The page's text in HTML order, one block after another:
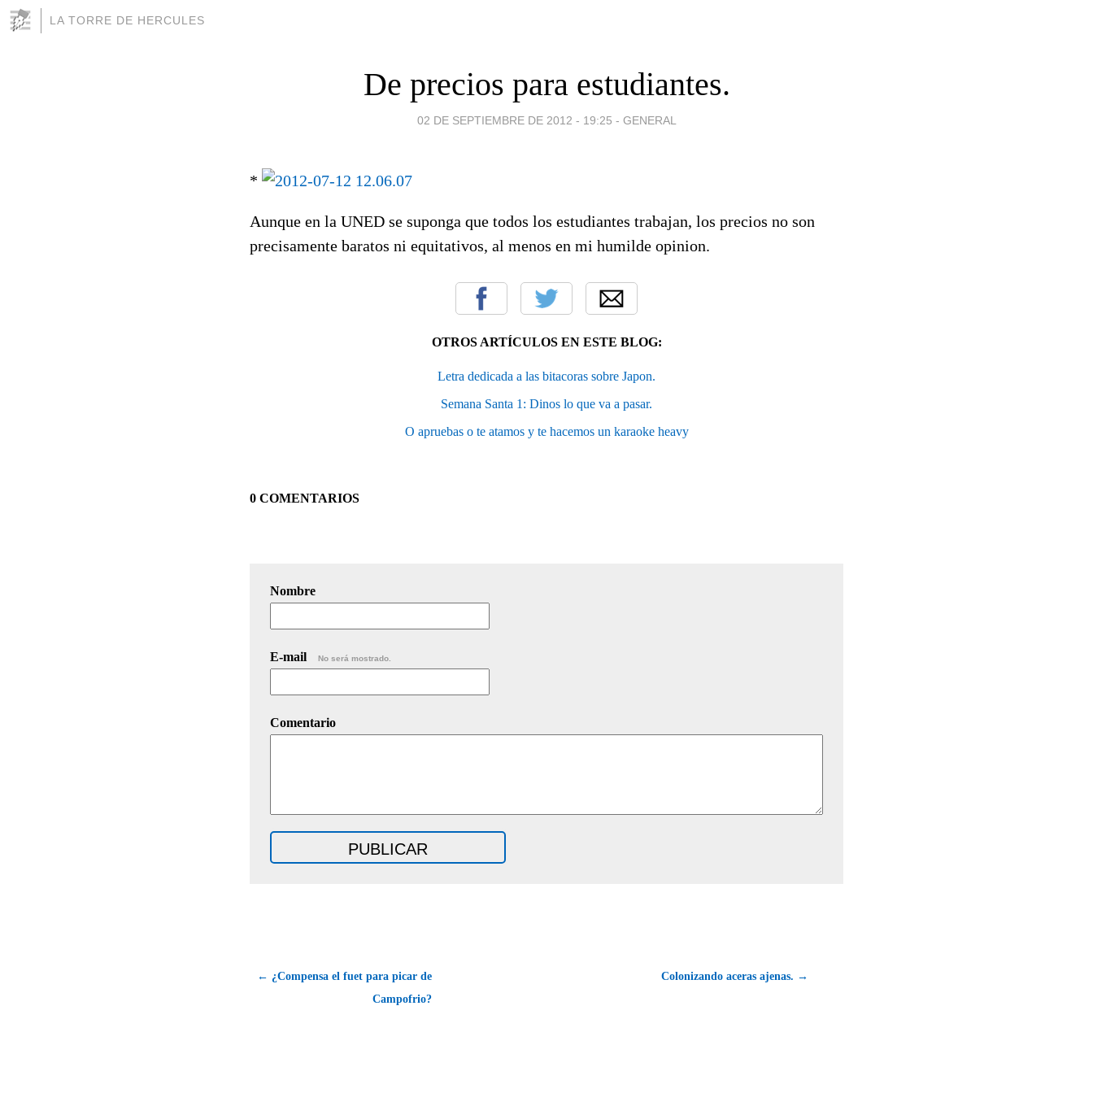
LA TORRE DE HERCULES
De precios para estudiantes.
02 DE SEPTIEMBRE DE 2012 - 19:25 - GENERAL
*
Aunque en la UNED se suponga que todos los estudiantes trabajan, los precios no son
precisamente baratos ni equitativos, al menos en mi humilde opinion.
OTROS ARTÍCULOS EN ESTE BLOG:
Letra dedicada a las bitacoras sobre Japon.
Semana Santa 1: Dinos lo que va a pasar.
O apruebas o te atamos y te hacemos un karaoke heavy
0 COMENTARIOS
Nombre
E-mail No será mostrado.
Comentario
← ¿Compensa el fuet para picar de
Campofrio?
Colonizando aceras ajenas. →